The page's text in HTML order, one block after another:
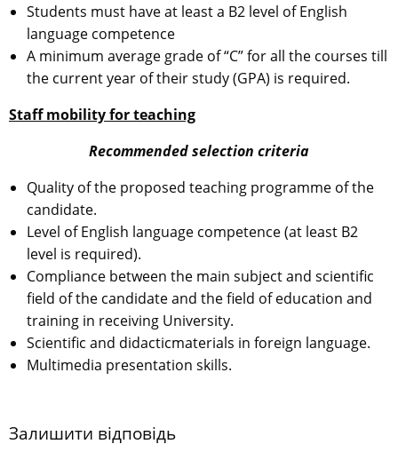
Students must have at least a B2 level of English
language competence
A minimum average grade of “C” for all the courses till
the current year of their study (GPA) is required.
Staff mobility for teaching
Recommended selection criteria
Quality of the proposed teaching programme of the
candidate.
Level of English language competence (at least B2
level is required).
Compliance between the main subject and scientific
field of the candidate and the field of education and
training in receiving University.
Scientific and didacticmaterials in foreign language.
Multimedia presentation skills.
Залишити відповідь